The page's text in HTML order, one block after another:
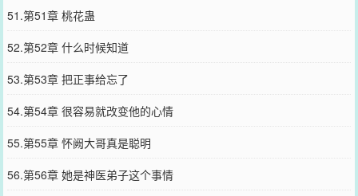
51.第51章 桃花蛊
52.第52章 什么时候知道
53.第53章 把正事给忘了
54.第54章 很容易就改变他的心情
55.第55章 怀阙大哥真是聪明
56.第56章 她是神医弟子这个事情